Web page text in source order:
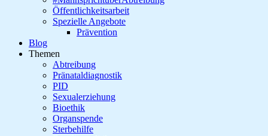
Öffentlichkeitsarbeit
Spezielle Angebote
Prävention
Blog
Themen
Abtreibung
Pränataldiagnostik
PID
Sexualerziehung
Bioethik
Organspende
Sterbehilfe